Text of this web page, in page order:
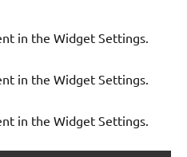
in the Widget Settings.
in the Widget Settings.
in the Widget Settings.